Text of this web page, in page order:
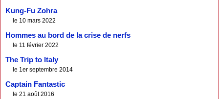
Kung-Fu Zohra
le 10 mars 2022
Hommes au bord de la crise de nerfs
le 11 février 2022
The Trip to Italy
le 1er septembre 2014
Captain Fantastic
le 21 août 2016